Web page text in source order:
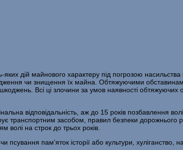
дій майнового характеру під погрозою насиль­ства
чи знищення їх майна. Обтяжуючими
Всі ці злочини за умов наявності обтяжуючих
відповідальність, аж до 15 років позбавлення
транспортним засобом, правил безпеки дорожнього
волі на строк до трьох років.
пам'яток історії або культури, хулі­ганство,